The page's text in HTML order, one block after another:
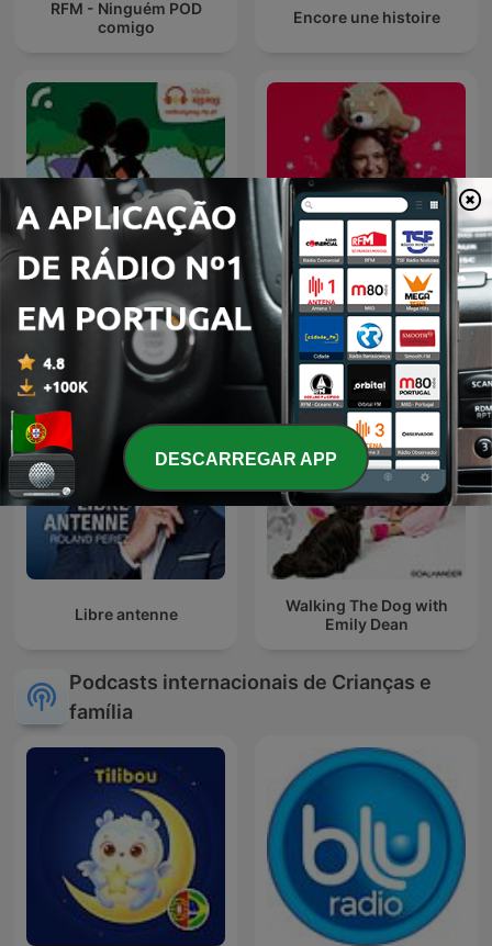
RFM - Ninguém POD
comigo
Encore une histoire
Os Defensores da
Natureza
Vitória, Vitória, Vem Aí
Uma História
Libre antenne
Walking The Dog with
Emily Dean
Podcasts internacionais de Crianças e
família
DESCARREGAR APP